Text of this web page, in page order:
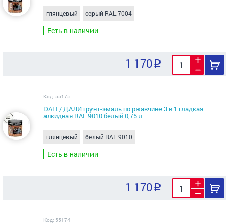
глянцевый серый RAL 7004
Есть в наличии
1 170
Код: 55175
DALI / ДАЛИ грунт-эмаль по ржавчине 3 в 1 гладкая
алкидная RAL 9010 белый 0,75 л
глянцевый белый RAL 9010
Есть в наличии
1 170
Код: 55174